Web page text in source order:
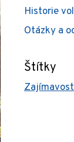
Historie
Otázky a
Štítky